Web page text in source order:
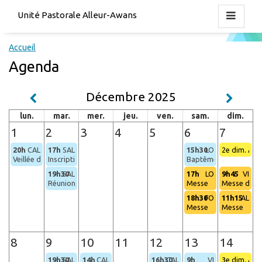
Unité Pastorale Alleur-Awans
Accueil
Agenda
Décembre 2025
lun. mar. mer. jeu. ven. sam. dim.
1 2 3 4 5 6 7
20h CAL
Veillée de prière
17h SAL
Inscription pour les baptêmes des bébés
15h30LO
Baptêmes
2e dim.
19h30
SAL
Réunion du CUP
17h
LO
Messe
9h45 VI
Messe des
18h30FO
Messe
11h15AL
Messe
8 9 10 11 12 13 14
19h30
SAL
14h CAL
16h30CAL
9h
VI
3e dim.